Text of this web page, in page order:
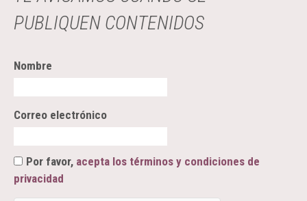
PUBLIQUEN CONTENIDOS
Nombre
Correo electrónico
Por favor, acepta los términos y condiciones de
privacidad